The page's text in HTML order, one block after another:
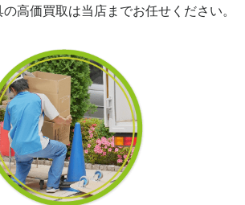
高価買取は当店までお任せください。